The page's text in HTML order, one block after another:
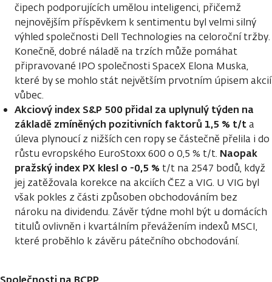
čipech podporujících umělou inteligenci, přičemž
nejnovějším příspěvkem k sentimentu byl velmi silný
výhled společnosti Dell Technologies na celoroční tržby.
Konečně, dobré náladě na trzích může pomáhat
připravované IPO společnosti SpaceX Elona Muska,
které by se mohlo stát největším prvotním úpisem akcií
vůbec.
Akciový index S&P 500 přidal za uplynulý týden na
základě zmíněných pozitivních faktorů 1,5 % t/ta
úleva plynoucí z nižších cen ropy se částečně přelila i do
růstu evropského EuroStoxx 600 o 0,5 % t/t. Naopak
pražský index PX klesl o -0,5 % t/t na 2547 bodů, když
jej zatěžovala korekce na akciích ČEZ a VIG. U VIG byl
však pokles z části způsoben obchodováním bez
nároku na dividendu. Závěr týdne mohl být u domácích
titulů ovlivněn i kvartálním převážením indexů MSCI,
které proběhlo k závěru pátečního obchodování.